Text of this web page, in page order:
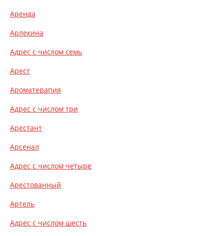
Аренда
Арлекина
Адрес с числом семь
Арест
Ароматерапия
Адрес с числом три
Арестант
Арсенал
Адрес с числом четыре
Арестованный
Артель
Адрес с числом шесть